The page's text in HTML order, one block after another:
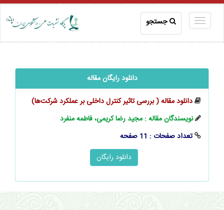
جستجو
دانلود رایگان مقاله
دانلود مقاله ( بررسی تاثیر کنترل داخلی بر عملکرد شرکت‌ها)
نویسندگان مقاله : مجید رضا کریمی، فاطمه منفرد
تعداد صفحات : 11 صفحه